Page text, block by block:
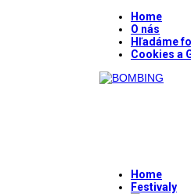
Home
O nás
Hľadáme
Cookies a
Home
Festivaly